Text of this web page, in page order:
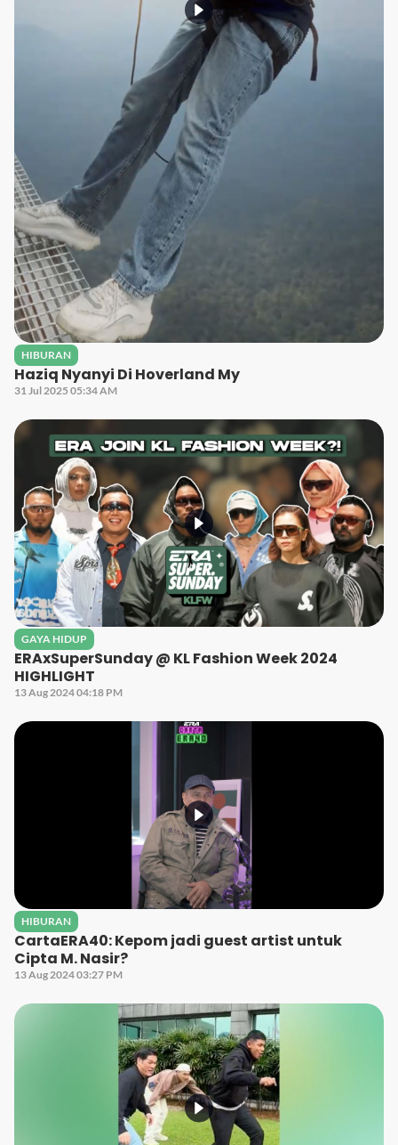
HIBURAN
Haziq Nyanyi Di Hoverland My
31 Jul 2025 05:34 AM
GAYA HIDUP
ERAxSuperSunday @ KL Fashion Week 2024
HIGHLIGHT
13 Aug 2024 04:18 PM
HIBURAN
CartaERA40: Kepom jadi guest artist untuk
Cipta M. Nasir?
13 Aug 2024 03:27 PM